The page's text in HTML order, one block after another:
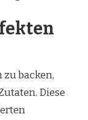
backen,
Diese